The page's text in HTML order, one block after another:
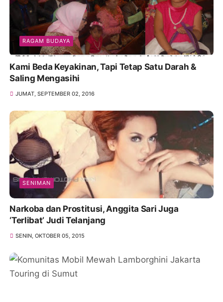
RAGAM BUDAYA
Kami Beda Keyakinan, Tapi Tetap Satu Darah &
Saling Mengasihi
JUMAT, SEPTEMBER 02, 2016
SENIMAN
Narkoba dan Prostitusi, Anggita Sari Juga
‘Terlibat’ Judi Telanjang
SENIN, OKTOBER 05, 2015